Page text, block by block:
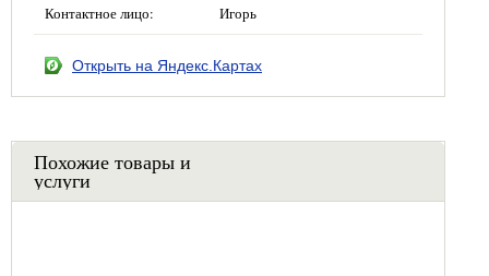
Контактное лицо: Игорь
Открыть на Яндекс.Картах
Похожие товары и
услуги